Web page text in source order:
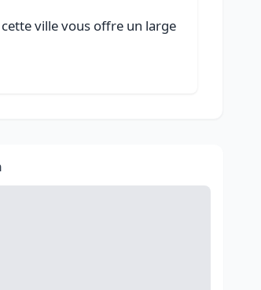
ville vous offre un large